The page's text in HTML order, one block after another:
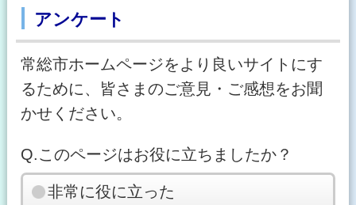
アンケート
常総市ホームページをより良いサイトにす
るために、皆さまのご意見・ご感想をお聞
かせください。
Q.このページはお役に立ちましたか？
非常に役に立った